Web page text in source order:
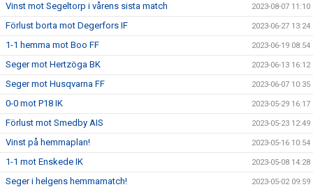
Vinst mot Segeltorp i vårens sista match 2023-08-07 11:10
Förlust borta mot Degerfors IF 2023-06-27 13:24
1-1 hemma mot Boo FF 2023-06-19 08:54
Seger mot Hertzöga BK 2023-06-13 16:12
Seger mot Husqvarna FF 2023-06-07 10:35
0-0 mot P18 IK 2023-05-29 16:17
Förlust mot Smedby AIS 2023-05-23 12:49
Vinst på hemmaplan! 2023-05-16 10:54
1-1 mot Enskede IK 2023-05-08 14:28
Seger i helgens hemmamatch! 2023-05-02 09:59